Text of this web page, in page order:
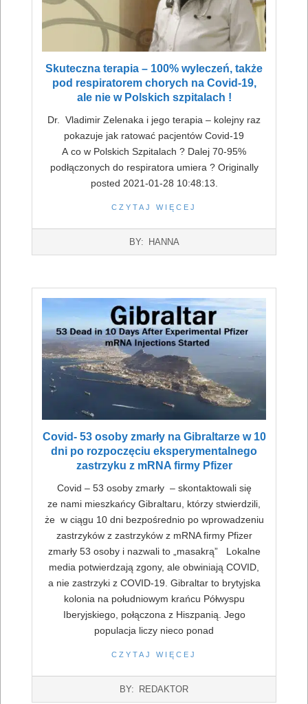
Skuteczna terapia – 100% wyleczeń, także
pod respiratorem chorych na Covid-19,
ale nie w Polskich szpitalach !
Dr. Vladimir Zelenaka i jego terapia – kolejny raz
pokazuje jak ratować pacjentów Covid-19
A co w Polskich Szpitalach ? Dalej 70-95%
podłączonych do respiratora umiera ? Originally
posted 2021-01-28 10:48:13.
CZYTAJ WIĘCEJ
BY: HANNA
Covid- 53 osoby zmarły na Gibraltarze w 10
dni po rozpoczęciu eksperymentalnego
zastrzyku z mRNA firmy Pfizer
Covid – 53 osoby zmarły – skontaktowali się
ze nami mieszkańcy Gibraltaru, którzy stwierdzili,
że w ciągu 10 dni bezpośrednio po wprowadzeniu
zastrzyków z zastrzyków z mRNA firmy Pfizer
zmarły 53 osoby i nazwali to „masakrą” Lokalne
media potwierdzają zgony, ale obwiniają COVID,
a nie zastrzyki z COVID-19. Gibraltar to brytyjska
kolonia na południowym krańcu Półwyspu
Iberyjskiego, połączona z Hiszpanią. Jego
populacja liczy nieco ponad
CZYTAJ WIĘCEJ
BY: REDAKTOR